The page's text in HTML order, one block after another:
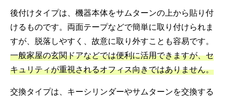
後付けタイプは、機器本体をサムターンの上から貼り付
けるものです。両面テープなどで簡単に取り付けられま
すが、脱落しやすく、故意に取り外すことも容易です。
一般家屋の玄関ドアなどでは便利に活用できますが、セ
キュリティが重視されるオフィス向きではありません。
交換タイプは、キーシリンダーやサムターンを交換する